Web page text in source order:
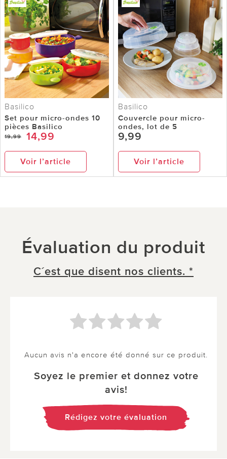
Basilico
Set pour micro-ondes 10
pièces Basilico
19,99 14,99
Voir l’article
Basilico
Couvercle pour micro-
ondes, lot de 5
9,99
Voir l’article
Évaluation du produit
C´est que disent nos clients. *
Aucun avis n'a encore été donné sur ce produit.
Soyez le premier et donnez votre
avis!
Rédigez votre évaluation